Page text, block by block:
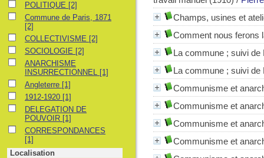
Champs, usines et
Comment nous ferons
La commune ; suivi
La commune ; suivi
Communisme et
Communisme et
Communisme et
Communisme et
POLITIQUE
POLITIQUE [2]
Commune de Paris, 1871
Commune de Paris, 1871
[2]
COLLECTIVISME
COLLECTIVISME [2]
SOCIOLOGIE
SOCIOLOGIE [2]
ANARCHISME INSURRECTIONNEL
ANARCHISME
INSURRECTIONNEL [1]
AngleterreAngleterre [1]
1912-19201912-1920 [1]
DELEGATION DE POUVOIR
DELEGATION DE
POUVOIR [1]
CORRESPONDANCES
CORRESPONDANCES
[1]
Localisation